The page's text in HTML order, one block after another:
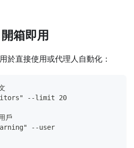
箱即用
於直接使用或代理人自動化：
--limit 20
戶
--user